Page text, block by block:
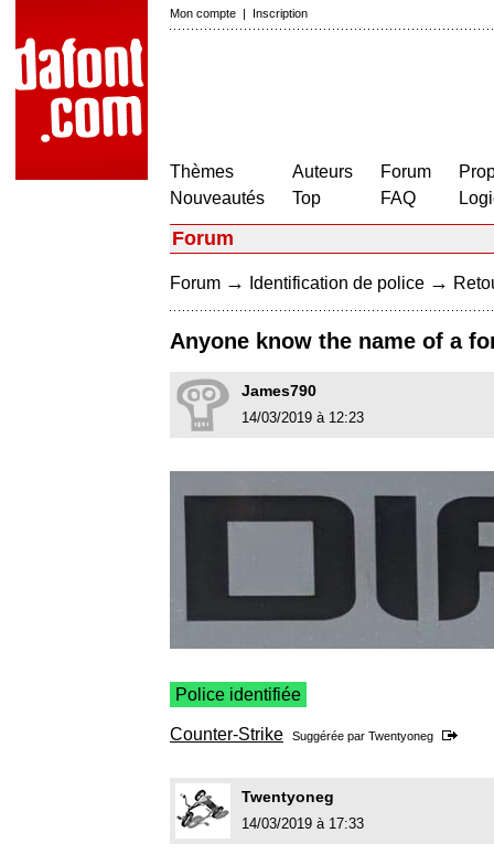
Mon compte | Inscription
Thèmes
Nouveautés
Auteurs
Top
Forum
FAQ
Forum
Forum → Identification de police →
Anyone know the name of a
James790
14/03/2019 à 12:23
Police identifiée
Counter-Strike Suggérée par Twentyoneg
Twentyoneg
14/03/2019 à 17:33